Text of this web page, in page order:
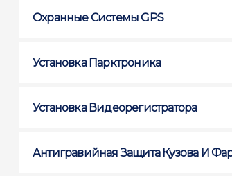
Охранные Системы GPS
Установка Парктроника
Установка Видеорегистратора
Антигравийная Защита Кузова И